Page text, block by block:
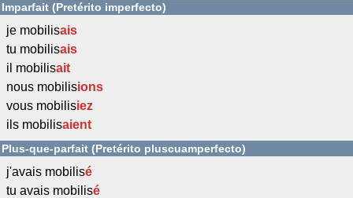
Imparfait (Pretérito imperfecto)
je mobilisais
tu mobilisais
il mobilisait
nous mobilisions
vous mobilisiez
ils mobilisaient
Plus-que-parfait (Pretérito pluscuamperfecto)
j'avais mobilisé
tu avais mobilisé